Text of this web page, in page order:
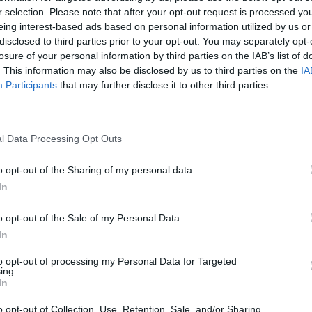
selection. Please note that after your opt-out request is processed
interest-based ads based on personal information utilized by us
to third parties prior to your opt-out. You may separately
of your personal information by third parties on the IAB’s list of
This information may also be disclosed by us to third parties on the
Participants that may further disclose it to other third parties.
Data Processing Opt Outs
opt-out of the Sharing of my personal data.
opt-out of the Sale of my Personal Data.
opt-out of processing my Personal Data for Targeted
opt-out of Collection, Use, Retention, Sale, and/or Sharing
niñas de la localidad.Coincidiendo con la
la Iglesia Parroquial de Santa Bárbara
familiares, vecinos y amigos en torno a una
del municipio.
párroco de Casinos,
menores durante su preparación para
de la Comunión. El templo registró una
que quisieron compartir este
de la jornada.
a todo el pueblo
la Primera Comunión mantiene en Casinos
la jornada en una auténtica fiesta
mañana, las viviendas de los comulgantes
balcones y puertas, mientras que las